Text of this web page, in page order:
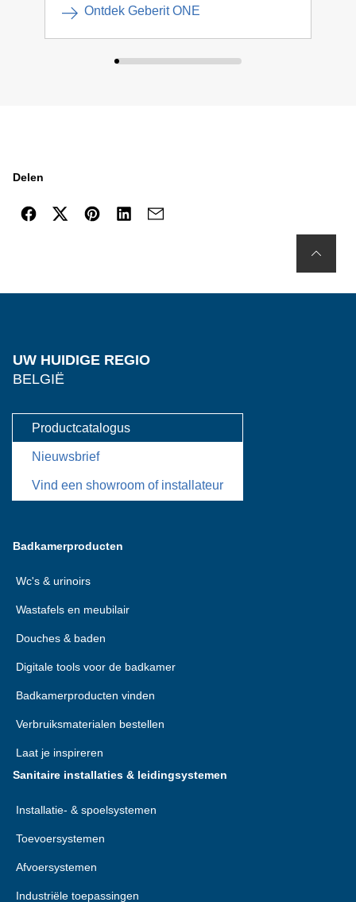
Ontdek Geberit ONE
Delen
UW HUIDIGE REGIO
BELGIË
Productcatalogus
Nieuwsbrief
Vind een showroom of installateur
Badkamerproducten
Wc's & urinoirs
Wastafels en meubilair
Douches & baden
Digitale tools voor de badkamer
Badkamerproducten vinden
Verbruiksmaterialen bestellen
Laat je inspireren
Sanitaire installaties & leidingsystemen
Installatie- & spoelsystemen
Toevoersystemen
Afvoersystemen
Industriële toepassingen